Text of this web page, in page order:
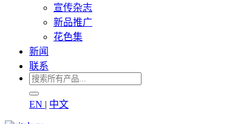
宣传杂志
新品推广
花色集
新闻
联系
EN | 中文